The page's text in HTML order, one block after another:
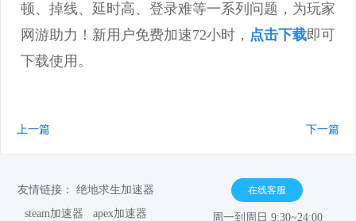
顿、掉线、延时高、登录难等一系列问题，为玩家
网游助力！新用户免费加速72小时， 点击下载即可
下载使用。
上一篇 下一篇
友情链接： 绝地求生加速器
steam加速器
apex加速器
在线客服
周一到周日 9:30~24:00